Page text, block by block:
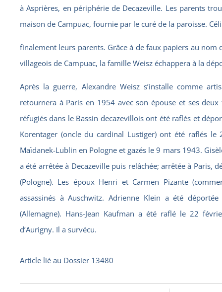
à Asprières, en périphérie de Decazeville. Les parents
maison de Campuac, fournie par le curé de la paroisse.
finalement leurs parents. Grâce à de faux papiers au nom
villageois de Campuac, la famille Weisz échappera à la
Après la guerre, Alexandre Weisz s’installe comme
retournera à Paris en 1954 avec son épouse et ses
réfugiés dans le Bassin decazevillois ont été raflés et
Korentager (oncle du cardinal Lustiger) ont été raflés
Maïdanek-Lublin en Pologne et gazés le 9 mars 1943.
a été arrêtée à Decazeville puis relâchée; arrêtée à Paris,
(Pologne). Les époux Henri et Carmen Pizante
assassinés à Auschwitz. Adrienne Klein a été
(Allemagne). Hans-Jean Kaufman a été raflé le 22
d’Aurigny. Il a survécu.
Article lié au Dossier 13480